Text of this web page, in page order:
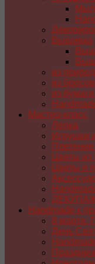
Вышивка
из
из
из
Мастер-класс
Лепка
Игрушки
Цветы из
Цветы и
Handmade к
8 марта.
День